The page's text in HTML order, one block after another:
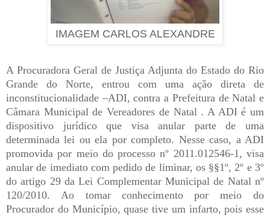
IMAGEM CARLOS ALEXANDRE
A Procuradora Geral de Justiça Adjunta do Estado do Rio
Grande do Norte, entrou com uma ação direta de
inconstitucionalidade –ADI, contra a Prefeitura de Natal e
Câmara Municipal de Vereadores de Natal . A ADI é um
dispositivo jurídico que visa anular parte de uma
determinada lei ou ela por completo. Nesse caso, a ADI
promovida por meio do processo nº 2011.012546-1, visa
anular de imediato com pedido de liminar, os §§1º, 2º e 3º
do artigo 29 da Lei Complementar Municipal de Natal nº
120/2010. Ao tomar conhecimento por meio do
Procurador do Município, quase tive um infarto, pois esse